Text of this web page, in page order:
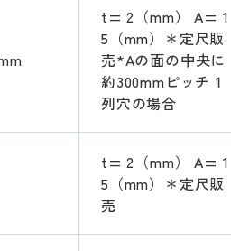
t= 2（mm） A= 1
5（mm）＊定尺販
売*Aの面の中央に
約300mmピッチ１
列穴の場合
t= 2（mm） A= 1
5（mm）＊定尺販
売